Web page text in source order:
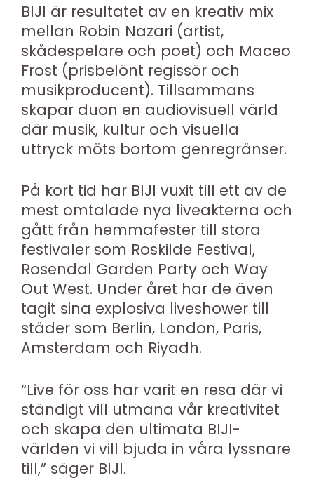
BIJI är resultatet av en kreativ mix
mellan Robin Nazari (artist,
skådespelare och poet) och Maceo
Frost (prisbelönt regissör och
musikproducent). Tillsammans
skapar duon en audiovisuell värld
där musik, kultur och visuella
uttryck möts bortom genregränser.
På kort tid har BIJI vuxit till ett av de
mest omtalade nya liveakterna och
gått från hemmafester till stora
festivaler som Roskilde Festival,
Rosendal Garden Party och Way
Out West. Under året har de även
tagit sina explosiva liveshower till
städer som Berlin, London, Paris,
Amsterdam och Riyadh.
“Live för oss har varit en resa där vi
ständigt vill utmana vår kreativitet
och skapa den ultimata BIJI-
världen vi vill bjuda in våra lyssnare
till,” säger BIJI.